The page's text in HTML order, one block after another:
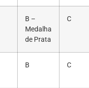
B –
Medalha
de Prata
C
B C